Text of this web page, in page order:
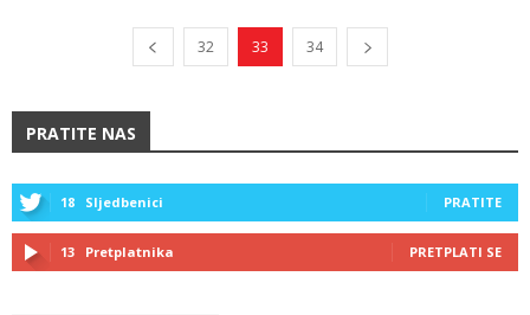
32 33 34
PRATITE NAS
18 Sljedbenici PRATITE
13 Pretplatnika PRETPLATI SE